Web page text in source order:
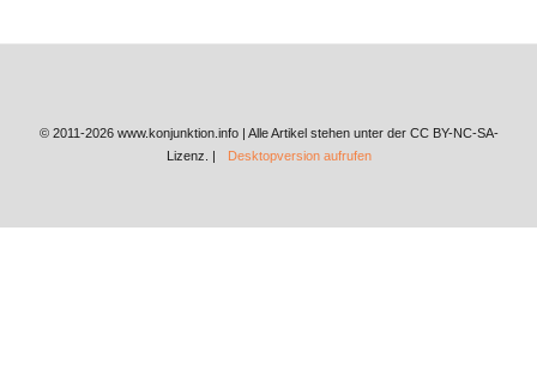
© 2011-2026 www.konjunktion.info | Alle Artikel stehen unter der CC BY-NC-SA-
Lizenz. |
Desktopversion aufrufen